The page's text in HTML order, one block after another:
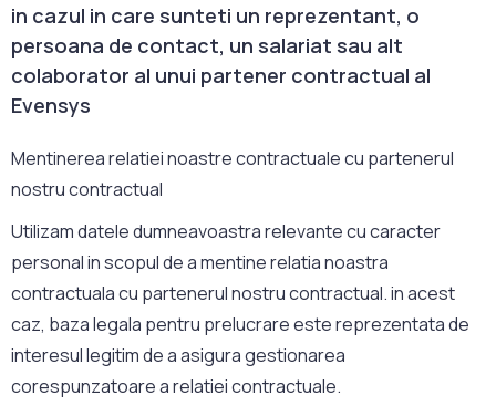
in cazul in care sunteti un reprezentant, o
persoana de contact, un salariat sau alt
colaborator al unui partener contractual al
Evensys
Mentinerea relatiei noastre contractuale cu partenerul
nostru contractual
Utilizam datele dumneavoastra relevante cu caracter
personal in scopul de a mentine relatia noastra
contractuala cu partenerul nostru contractual. in acest
caz, baza legala pentru prelucrare este reprezentata de
interesul legitim de a asigura gestionarea
corespunzatoare a relatiei contractuale.